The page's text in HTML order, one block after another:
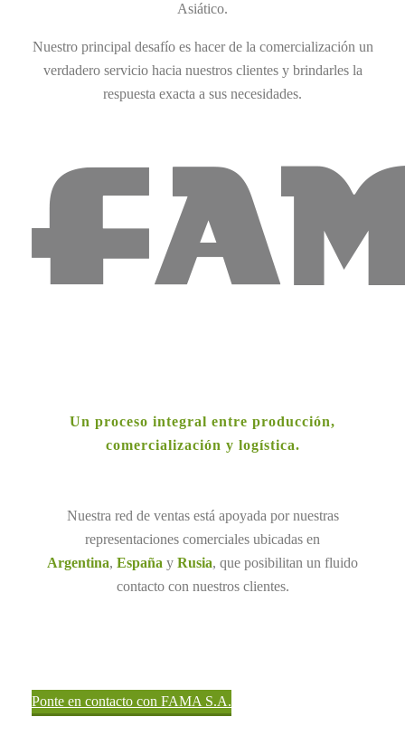
Asiático.
Nuestro principal desafío es hacer de la comercialización un
verdadero servicio hacia nuestros clientes y brindarles la
respuesta exacta a sus necesidades.
Un proceso integral entre producción,
comercialización y logística.
Nuestra red de ventas está apoyada por nuestras
representaciones comerciales ubicadas en
Argentina, España y Rusia, que posibilitan un fluido
contacto con nuestros clientes.
Ponte en contacto con FAMA S.A.